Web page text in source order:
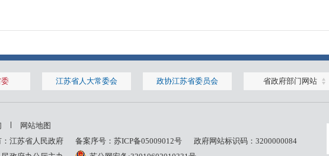
江苏省人大常委会 政协江苏省委员会 省政府部门网站
网站地图
：江苏省人民政府
备案序号： 苏ICP备05009012号
政府网站标识码：3200000084